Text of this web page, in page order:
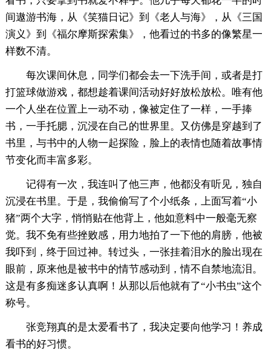
间遨游书海，从《笑猫日记》到《老人与海》，从《三国
演义》到《福尔摩斯探索集》，他看过的书多的像繁星一
样数不清。
每次课间休息，同学们都会去一下洗手间，或者是打
打篮球做游戏，都想趁着课间活动好好放松放松。唯有他
一个人坐在位置上一动不动，像被定住了一样，一手捧
书，一手托腮，沉浸在自己的世界里。又仿佛是穿越到了
书里，与书中的人物一起探险，脸上的表情也随着故事情
节变化而丰富多彩。
记得有一次，我连叫了他三声，他都没有听见，独自
沉浸在书里。于是，我偷偷写了个小纸条，上面写着“小
猪”两个大字，悄悄贴在他背上，他如意料中一般毫无察
觉。我不免有些挫败感，用力地拍了一下他的肩膀，他被
我吓到，终于回过神。转过头，一张挂着泪水的脸出现在
眼前，原来他是被书中的情节感动到，情不自禁地流泪。
这是有多痴迷多认真啊！从那以后他就有了“小书虫”这个
称号。
张竞翔真的是太爱看书了，我决定要向他学习！养成
看书的好习惯。